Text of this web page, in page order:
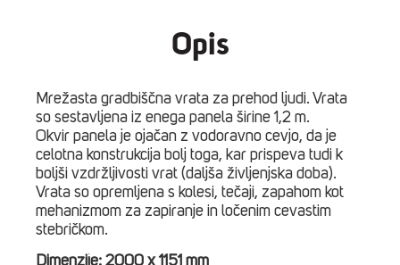
Opis
Mrežasta gradbiščna vrata za prehod ljudi. Vrata
so sestavljena iz enega panela širine 1,2 m.
Okvir panela je ojačan z vodoravno cevjo, da je
celotna konstrukcija bolj toga, kar prispeva tudi k
boljši vzdržljivosti vrat (daljša življenjska doba).
Vrata so opremljena s kolesi, tečaji, zapahom kot
mehanizmom za zapiranje in ločenim cevastim
stebričkom.